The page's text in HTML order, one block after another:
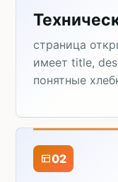
страница
имеет title,
понятные
02